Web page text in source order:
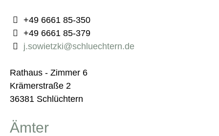
+49 6661 85-350
+49 6661 85-379
j.sowietzki@schluechtern.de
Rathaus - Zimmer 6
Krämerstraße 2
36381 Schlüchtern
Ämter